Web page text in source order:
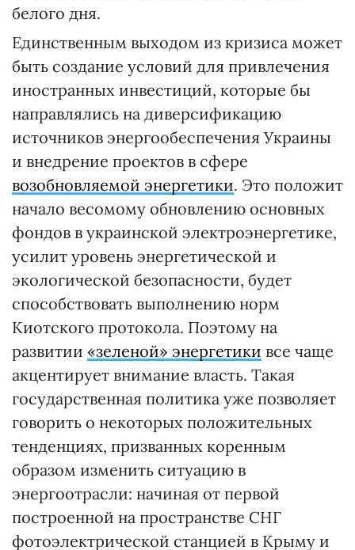
белого дня.
Единственным выходом из кризиса может
быть создание условий для привлечения
иностранных инвестиций, которые бы
направлялись на диверсификацию
источников энергообеспечения Украины
и внедрение проектов в сфере
возобновляемой энергетики. Это положит
начало весомому обновлению основных
фондов в украинской электроэнергетике,
усилит уровень энергетической и
экологической безопасности, будет
способствовать выполнению норм
Киотского протокола. Поэтому на
развитии «зеленой» энергетики все чаще
акцентирует внимание власть. Такая
государст­венная политика уже позволяет
говорить о некоторых положительных
тенденциях, призванных коренным
образом изменить ситуацию в
энергоотрасли: начиная от первой
построенной на пространстве СНГ
фотоэлектрической станцией в Крыму и